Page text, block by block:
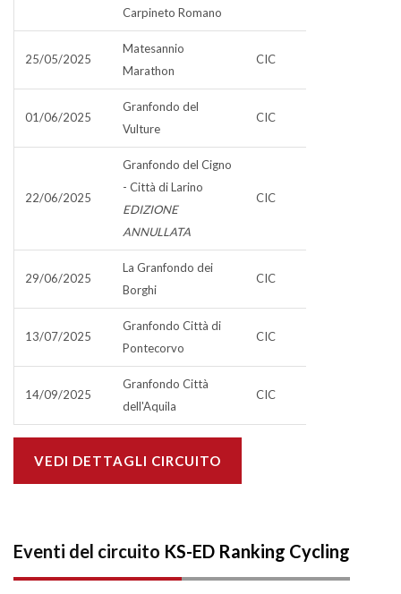
Carpineto Romano
25/05/2025
Matesannio
Marathon
CIC
01/06/2025
Granfondo del
Vulture
CIC
22/06/2025
Granfondo del Cigno
- Città di Larino
EDIZIONE
ANNULLATA
CIC
29/06/2025
La Granfondo dei
Borghi
CIC
13/07/2025
Granfondo Città di
Pontecorvo
CIC
14/09/2025
Granfondo Città
dell'Aquila
CIC
VEDI DETTAGLI CIRCUITO
Eventi del circuito KS-ED Ranking Cycling